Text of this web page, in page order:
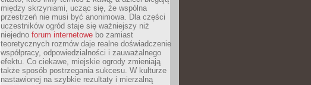
między skrzyniami, ucząc się, że wspólna
przestrzeń nie musi być anonimowa. Dla części
uczestników ogród staje się ważniejszy niż
niejedno forum internetowe bo zamiast
teoretycznych rozmów daje realne doświadczenie
współpracy, odpowiedzialności i zauważalnego
efektu. Co ciekawe, miejskie ogrody zmieniają
także sposób postrzegania sukcesu. W kulturze
nastawionej na szybkie rezultaty i mierzalną